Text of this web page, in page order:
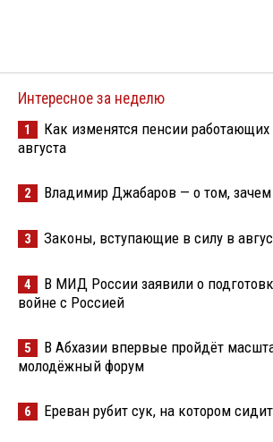
Интересное за неделю
1
Как изменятся пенсии работающих
августа
2 Владимир Джабаров — о том,
3 Законы, вступающие в силу в
4
В МИД России заявили о
войне с Россией
5
В Абхазии впервые пройдёт
молодёжный форум
6 Ереван рубит сук, на котором сидит